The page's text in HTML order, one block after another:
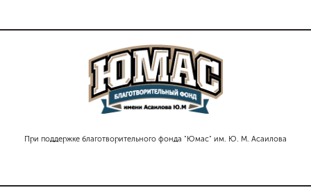
При поддержке благотворительного фонда "Юмас" им. Ю. М. Асаилова